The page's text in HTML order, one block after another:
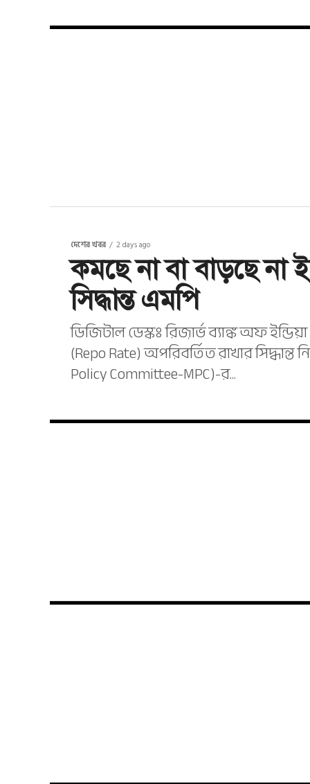
দেশের খবর 2 days ago
কমছে না বা বাড়ছে
সিদ্ধান্ত এমপি
ডিজিটাল ডেস্কঃ রিজ়ার্ভ ব্যাঙ্ক অফ
(Repo Rate) অপরিবর্তিত রাখার
Policy Committee-MPC)-র...